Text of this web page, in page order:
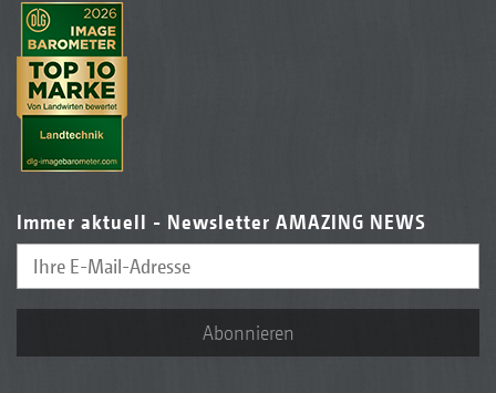
Immer aktuell - Newsletter AMAZING NEWS
Abonnieren